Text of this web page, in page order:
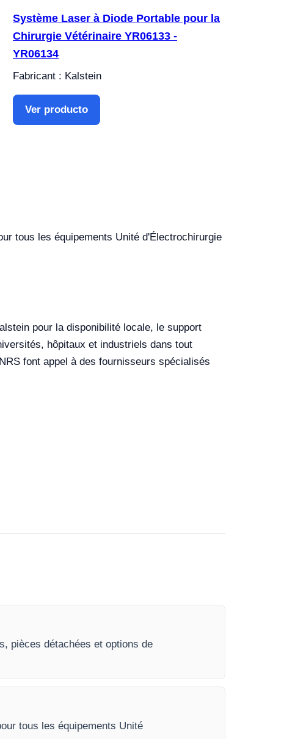
Système Laser à Diode Portable pour la
Chirurgie Vétérinaire YR06133 -
YR06134
Fabricant : Kalstein
Ver producto
tous les équipements Unité d'Électrochirurgie
pour la disponibilité locale, le support
hôpitaux et industriels dans tout
font appel à des fournisseurs spécialisés
pièces détachées et options de
tous les équipements Unité